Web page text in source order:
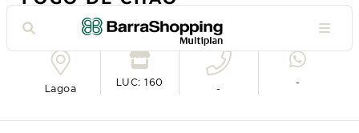
Ver no mapa
Lagoa
LUC: 160
-
-